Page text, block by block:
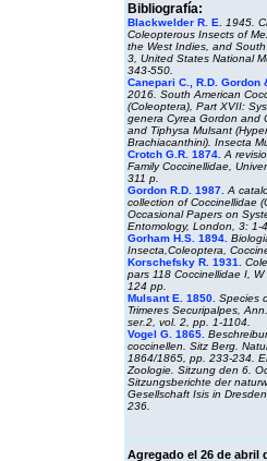
Bibliografía:
Blackwelder R. E. 1945.
Coleopterous Insects of
the West Indies, and South
3, United States National
343-550.
Canepari C., R.D. Gordon
2016. South American
(Coleoptera), Part XVII:
genera Cyrea Gordon and
and Tiphysa Mulsant
Brachiacanthini). Insecta
Crotch G.R. 1874. A
Family Coccinellidae,
311 p.
Gordon R.D. 1987. A
collection of Coccinellidae
Occasional Papers on
Entomology, London, 3: 1-
Gorham H.S. 1894.
Insecta,Coleoptera,
Korschefsky R. 1931.
pars 118 Coccinellidae I, W
124 pp.
Mulsant E. 1850. Species
Trimeres Securipalpes,
ser.2, vol. 2, pp. 1-1104.
Vogel G. 1865.
coccinellen. Sitz Berg.
1864/1865, pp. 233-234.
Zoologie. Sitzung den 6.
Sitzungsberichte der
Gesellschaft Isis in
236.
Agregado el 26 de abril